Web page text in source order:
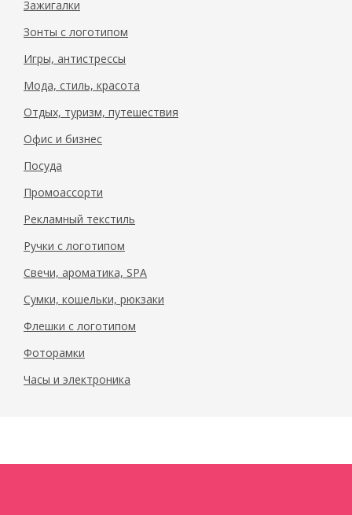
Зажигалки
Зонты с логотипом
Игры, антистрессы
Мода, стиль, красота
Отдых, туризм, путешествия
Офис и бизнес
Посуда
Промоассорти
Рекламный текстиль
Ручки с логотипом
Свечи, ароматика, SPA
Сумки, кошельки, рюкзаки
Флешки с логотипом
Фоторамки
Часы и электроника